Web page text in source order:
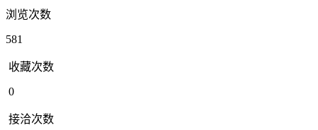
浏览次数
581
收藏次数
0
接洽次数